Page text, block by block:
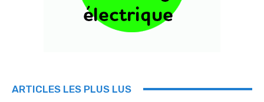
ARTICLES LES PLUS LUS